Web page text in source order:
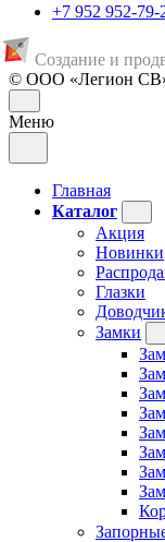
+7 952 952-79-
Создание и
© ООО «Легион
Меню
Главная
Каталог
Акция
Новинки
Глазки
Замки